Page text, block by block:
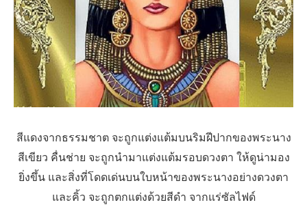
สีแดงจากธรรมชาต จะถูกแต่งแต้มบนริมฝีปากของพระนาง
สีเขียว คื่นช่าย จะถูกนำมาแต่งแต้มรอบดวงตา ให้ดูน่ามอง
ยิ่งขึ้น และสิ่งที่โดดเด่นบนใบหน้าของพระนางอย่างดวงตา
และคิ้ว จะถูกตกแต่งด้วยสีดำ จากแร่ซัลไฟด์